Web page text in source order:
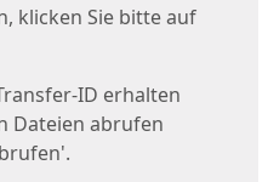
klicken Sie bitte auf
ID erhalten
Dateien abrufen